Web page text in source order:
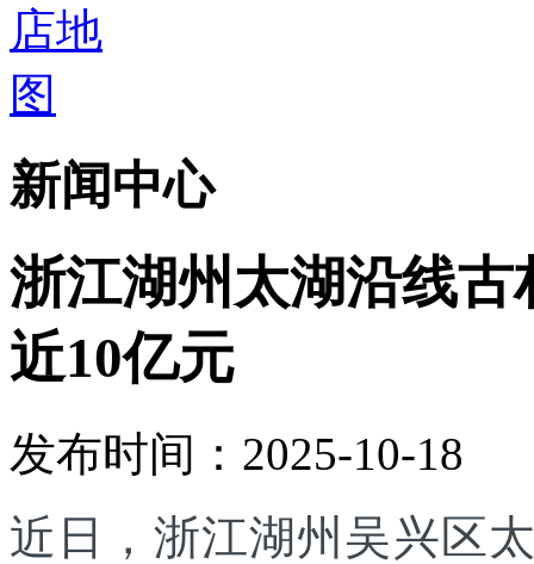
新闻中心
浙江湖州太湖沿线
近10亿元
发布时间：2025-10-18
近日，浙江湖州吴兴区